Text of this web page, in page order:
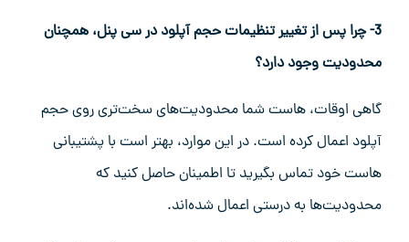
3- چرا پس از تغییر تنظیمات حجم آپلود در سی پنل، همچنان
محدودیت وجود دارد؟
گاهی اوقات، هاست شما محدودیت‌های سخت‌تری روی حجم
آپلود اعمال کرده است. در این موارد، بهتر است با پشتیبانی
هاست خود تماس بگیرید تا اطمینان حاصل کنید که
محدودیت‌ها به درستی اعمال شده‌اند.